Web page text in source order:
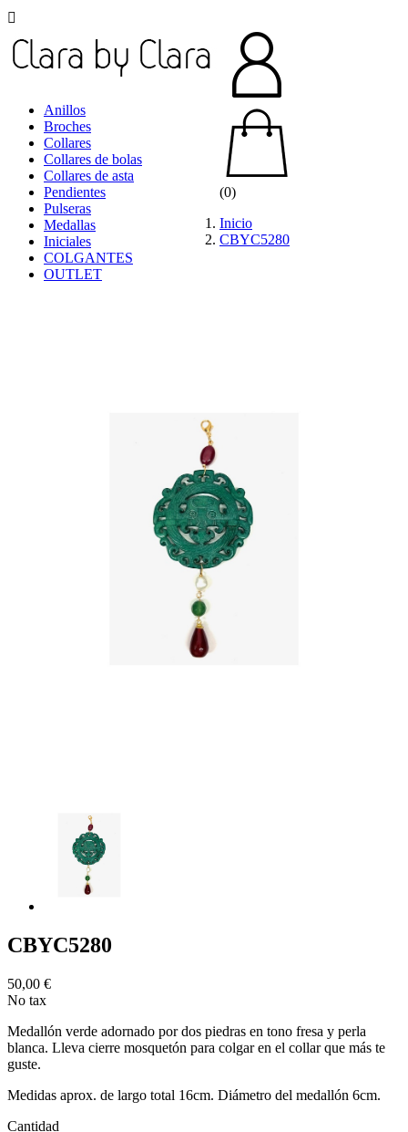

Anillos
Broches
Collares
Collares de bolas
Collares de asta
Pendientes
Pulseras
Medallas
Iniciales
COLGANTES
OUTLET
(0)
Inicio
CBYC5280
CBYC5280
50,00 €
No tax
Medallón verde adornado por dos piedras en tono fresa y perla
blanca. Lleva cierre mosquetón para colgar en el collar que más te
guste.
Medidas aprox. de largo total 16cm. Diámetro del medallón 6cm.
Cantidad